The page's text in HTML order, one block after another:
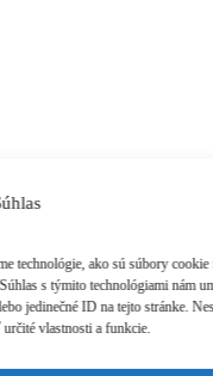
technológie, ako sú súbory cookie
s týmito technológiami nám
jedinečné ID na tejto stránke.
vlastnosti a funkcie.